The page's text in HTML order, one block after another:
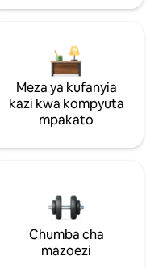
Meza ya kufanyia
kazi kwa kompyuta
mpakato
Chumba cha
mazoezi